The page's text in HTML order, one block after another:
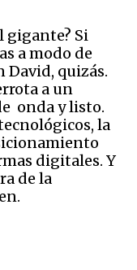
gigante? Si
a modo de
David, quizás.
a un
onda y listo.
la
digitales. Y
de la